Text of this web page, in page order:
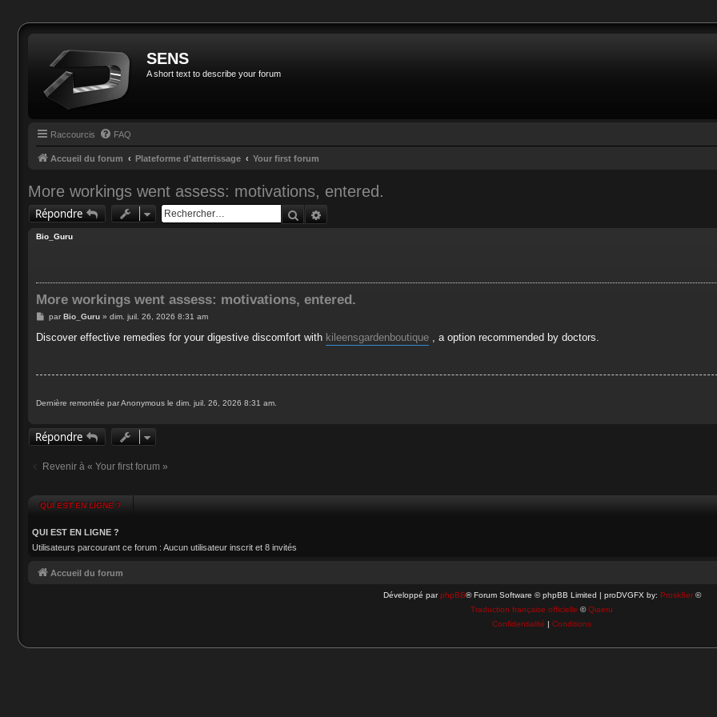
SENS
A short text to describe your forum
Raccourcis FAQ
Accueil du forum Plateforme d'atterrissage Your first forum
More workings went assess: motivations, entered.
Répondre Rechercher
Bio_Guru
More workings went assess: motivations, entered.
M
s
e
parBio_Guru» dim. juil. 26, 2026 8:31 am
Discover effective remedies for your digestive discomfort with kileensgardenboutique , a option recommended by doctors.
Dernière remontée par Anonymous le dim. juil. 26, 2026 8:31 am.
Répondre
Revenir à « Your first forum »
QUI EST EN LIGNE ?
QUI EST EN LIGNE ?
Utilisateurs parcourant ce forum : Aucun utilisateur inscrit et 8 invités
Accueil du forum
Développé parphpBB® Forum Software © phpBB Limited | proDVGFX by: Prosk8er©
Traduction française officielle ©Qiaeru
Confidentialité | Conditions